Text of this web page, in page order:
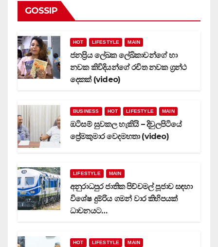
GOSSIP
HOT LIFESTYLE MAIN
ජනප්‍රිය ලේඛක ලේඛිකාවන්ගේ හා
නවක කිවිදියන්ගේ රචිත නවක ග්‍රන්ථ
දෙකක් (video)
BUSINESS HOT LIFESTYLE MAIN
ඔටිසම් සුවකල හැකියි – දිවුලපිටියේ
ප්‍රේමකුමාර වෙදමහතා (video)
LIFESTYLE MAIN
අනුරාධපුර ජාතික පිච්චමල් පූජාව සඳහා
විශේෂ දුම්රිය ගමන් වාර කිහිපයක්
ධාවනයට…
HOT LIFESTYLE MAIN